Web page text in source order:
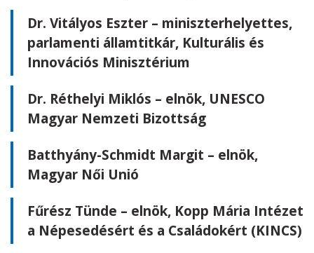
Dr. Vitályos Eszter – miniszterhelyettes,
parlamenti államtitkár, Kulturális és
Innovációs Minisztérium
Dr. Réthelyi Miklós – elnök, UNESCO
Magyar Nemzeti Bizottság
Batthyány-Schmidt Margit – elnök,
Magyar Női Unió
Fűrész Tünde – elnök, Kopp Mária Intézet
a Népesedésért és a Családokért (KINCS)